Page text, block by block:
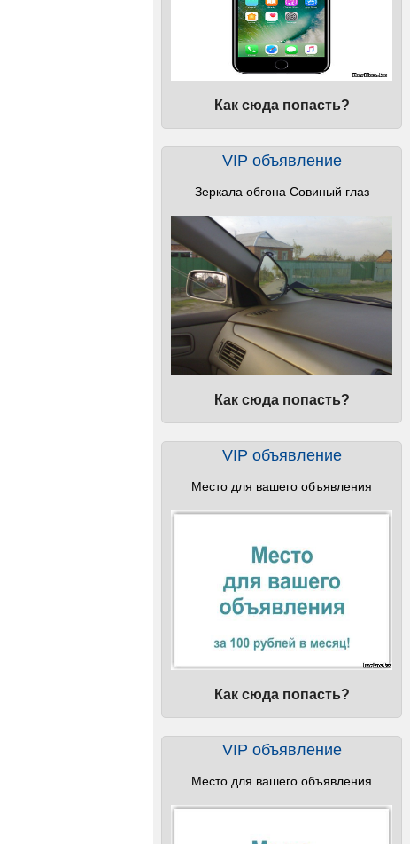
Как сюда попасть?
VIP объявление
Зеркала обгона Совиный глаз
Как сюда попасть?
VIP объявление
Место для вашего объявления
Как сюда попасть?
VIP объявление
Место для вашего объявления